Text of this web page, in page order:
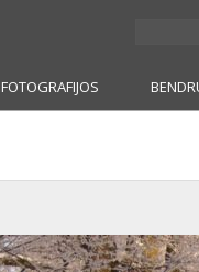
FOTOGRAFIJOS